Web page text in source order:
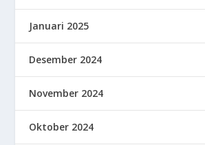
Januari 2025
Desember 2024
November 2024
Oktober 2024